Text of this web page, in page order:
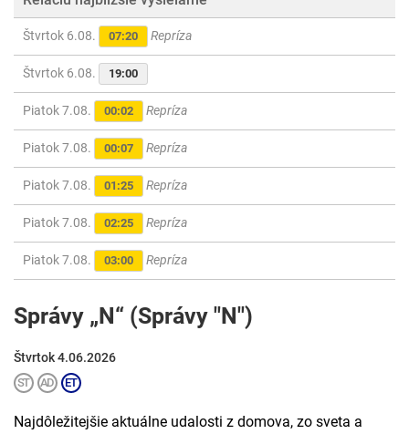
Štvrtok 6.08. 07:20 Repríza
Štvrtok 6.08. 19:00
Piatok 7.08. 00:02 Repríza
Piatok 7.08. 00:07 Repríza
Piatok 7.08. 01:25 Repríza
Piatok 7.08. 02:25 Repríza
Piatok 7.08. 03:00 Repríza
Správy „N“ (Správy "N")
Štvrtok 4.06.2026
Najdôležitejšie aktuálne udalosti z domova, zo sveta a